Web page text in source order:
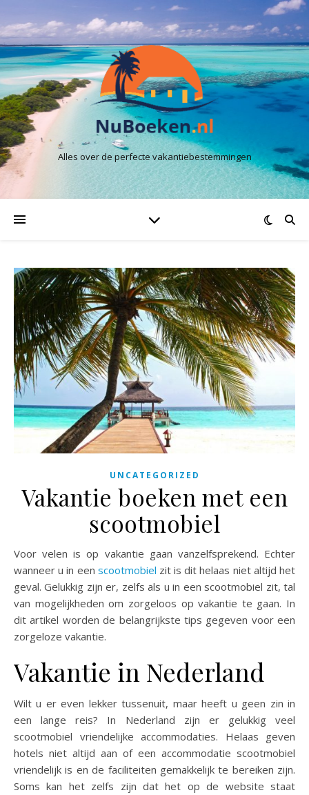
Alles over de perfecte vakantiebestemmingen
UNCATEGORIZED
Vakantie boeken met een
scootmobiel
Voor velen is op vakantie gaan vanzelfsprekend. Echter
wanneer u in een scootmobiel zit is dit helaas niet altijd het
geval. Gelukkig zijn er, zelfs als u in een scootmobiel zit, tal
van mogelijkheden om zorgeloos op vakantie te gaan. In
dit artikel worden de belangrijkste tips gegeven voor een
zorgeloze vakantie.
Vakantie in Nederland
Wilt u er even lekker tussenuit, maar heeft u geen zin in
een lange reis? In Nederland zijn er gelukkig veel
scootmobiel vriendelijke accommodaties. Helaas geven
hotels niet altijd aan of een accommodatie scootmobiel
vriendelijk is en de faciliteiten gemakkelijk te bereiken zijn.
Soms kan het zelfs zijn dat het op de website staat